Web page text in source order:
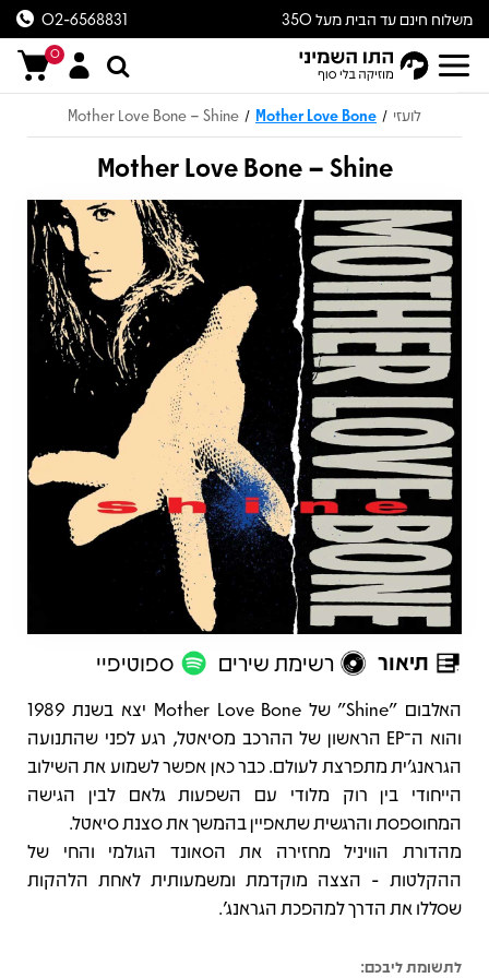
משלוח חינם עד הבית מעל 350
ש״ח
02-6568831
0
לועזי /
Mother Love Bone
/
Mother Love Bone – Shine
Mother Love Bone – Shine
תיאור רשימת שירים ספוטיפיי
תיאור
האלבום "Shine" של Mother Love Bone יצא בשנת 1989
והוא ה־EP הראשון של ההרכב מסיאטל, רגע לפני שהתנועה
הגראנג’ית מתפרצת לעולם. כבר כאן אפשר לשמוע את השילוב
הייחודי בין רוק מלודי עם השפעות גלאם לבין הגישה
המחוספסת והרגשית שתאפיין בהמשך את סצנת סיאטל.
מהדורת הוויניל מחזירה את הסאונד הגולמי והחי של
ההקלטות - הצצה מוקדמת ומשמעותית לאחת הלהקות
שסללו את הדרך למהפכת הגראנג’.
לתשומת ליבכם: